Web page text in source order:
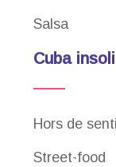
Salsa
Cuba
Hors de
Street-food